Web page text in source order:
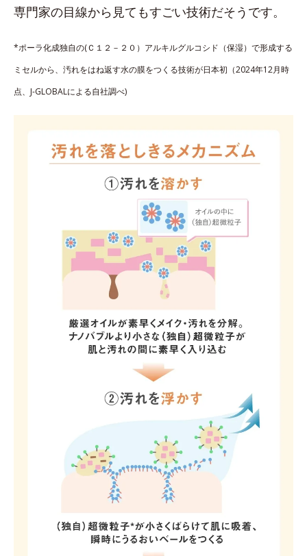
専門家の目線から見てもすごい技術だそうです。
*ポーラ化成独自の(Ｃ１２－２０）アルキルグルコシド（保湿）で形成する
ミセルから、汚れをはね返す水の膜をつくる技術が日本初（2024年12月時
点、J-GLOBALによる自社調べ)